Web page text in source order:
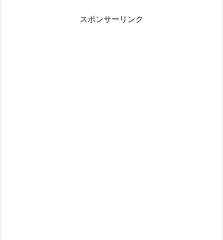
スポンサーリンク